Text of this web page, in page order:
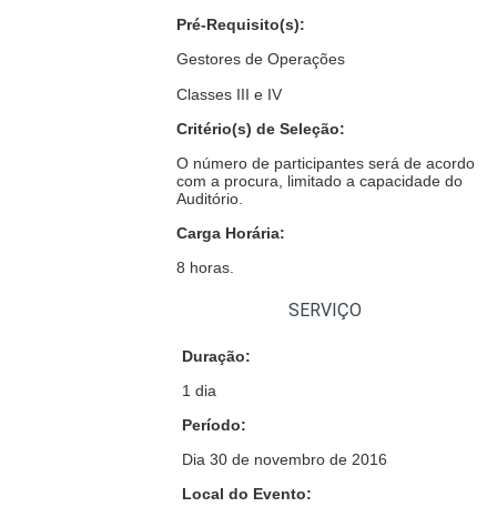
Pré-Requisito(s):
Gestores de Operações
Classes III e IV
Critério(s) de Seleção:
O número de participantes será de acordo
com a procura, limitado a capacidade do
Auditório.
Carga Horária:
8 horas.
SERVIÇO
Duração:
1 dia
Período:
Dia 30 de novembro de 2016
Local do Evento: